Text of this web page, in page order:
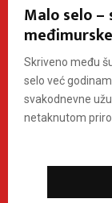
Malo selo
Skriveno među
selo već
svakodnevne
netaknutom